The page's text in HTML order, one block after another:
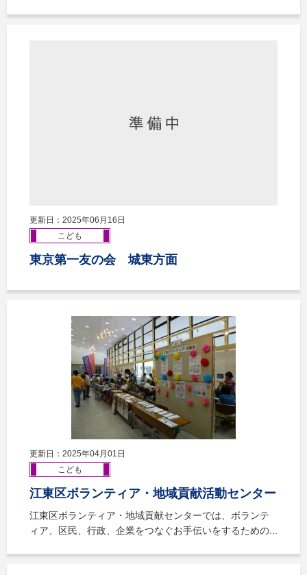
更新日：2025年06月16日
こども
東京第一友の会 城東方面
更新日：2025年04月01日
こども
江東区ボランティア・地域貢献活動センター
江東区ボランティア・地域貢献センターでは、ボランテ
ィア、区民、行政、企業をつなぐお手伝いをするための...